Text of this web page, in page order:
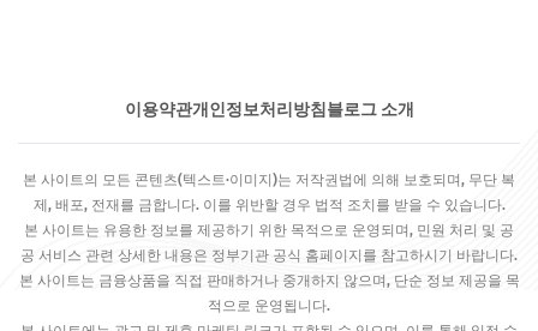
이용약관개인정보처리방침 블로그 소개
본 사이트의 모든 콘텐츠(텍스트·이미지)는 저작권법에 의해 보호되며, 무단 복
제, 배포, 전재를 금합니다. 이를 위반할 경우 법적 조치를 받을 수 있습니다.
본 사이트는 유용한 정보를 제공하기 위한 목적으로 운영되며, 민원 처리 및 공
공 서비스 관련 상세한 내용은 정부기관 공식 홈페이지를 참고하시기 바랍니다.
본 사이트는 금융상품을 직접 판매하거나 중개하지 않으며, 단순 정보 제공을 목
적으로 운영됩니다.